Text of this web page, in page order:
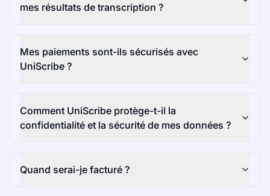
mes résultats de transcription ?
Mes paiements sont-ils sécurisés avec
UniScribe ?
Comment UniScribe protège-t-il la
confidentialité et la sécurité de mes données ?
Quand serai-je facturé ?